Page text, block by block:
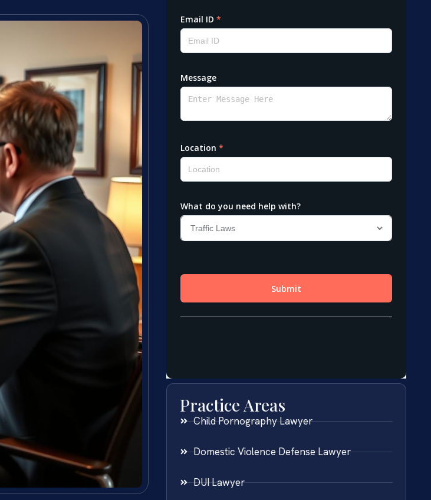
Practice Areas
Child Pornography Lawyer
Domestic Violence Defense Lawyer
DUI Lawyer